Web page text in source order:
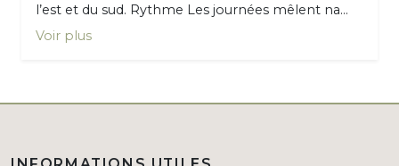
l’est et du sud. Rythme Les journées mêlent na...
Voir plus